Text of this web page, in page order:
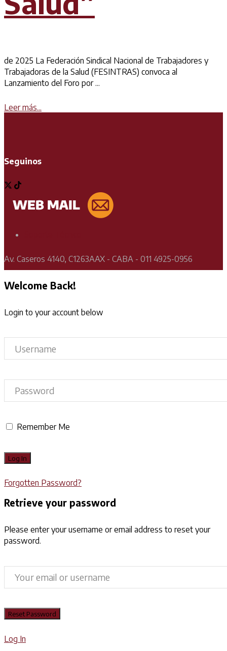
de 2025 La Federación Sindical Nacional de Trabajadores y
Trabajadoras de la Salud (FESINTRAS) convoca al
Lanzamiento del Foro por ...
Leer más...
Seguinos
Av. Caseros 4140, C1263AAX - CABA - 011 4925-0956
Welcome Back!
Login to your account below
Remember Me
Forgotten Password?
Retrieve your password
Please enter your username or email address to reset your
password.
Log In